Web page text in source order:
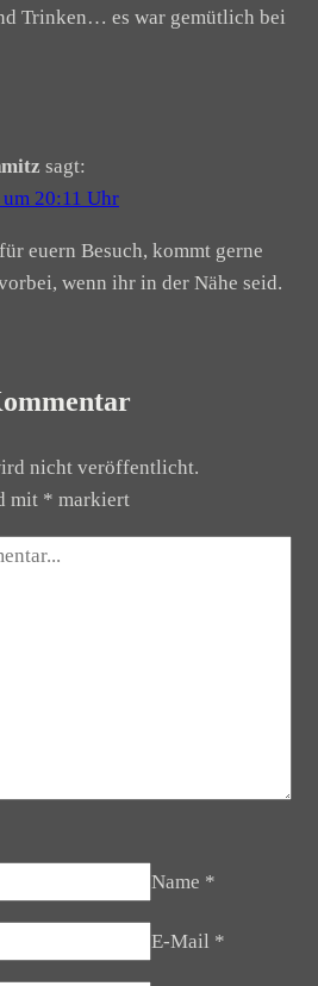
Trinken… es war gemütlich bei
sagt:
20:11 Uhr
euern Besuch, kommt gerne
wenn ihr in der Nähe seid.
nicht veröffentlicht.
mit * markiert
Name *
E-Mail *